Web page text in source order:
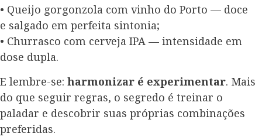
• Queijo gorgonzola com vinho do Porto — doce
e salgado em perfeita sintonia;
• Churrasco com cerveja IPA — intensidade em
dose dupla.
E lembre-se: harmonizar é experimentar. Mais
do que seguir regras, o segredo é treinar o
paladar e descobrir suas próprias combinações
preferidas.